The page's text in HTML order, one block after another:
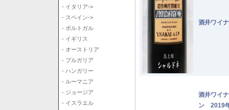
- イタリア->
- スペイン->
- ポルトガル
- イギリス
- オーストリア
- ブルガリア
- ハンガリー
- ルーマニア
- ジョージア
- イスラエル
酒井ワイ
酒井ワイ
ン 2019